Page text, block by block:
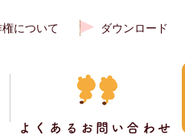
について ダウンロード
よくあるお問い合わせ